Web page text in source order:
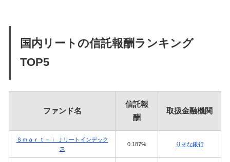
国内リートの信託報酬ランキング
TOP5
ファンド名
信託報
酬
取扱金融機関
Ｓｍａｒｔ－ｉ Ｊリートインデック
ス
0.187% りそな銀行